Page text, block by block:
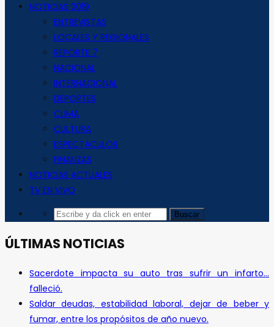
NOTICIAS 2019
ENTREVISTAS
LOCALES Y REGIONALES
REPORTE 7
NACIONAL
INTERNACIONAL
DEPORTES
CLIMA
CULTURA
ESPECTACULOS
FINANZAS
NOTICIAS ACTUALES
TV EN VIVO
ÚLTIMAS NOTICIAS
Sacerdote impacta su auto tras sufrir un infarto…
falleció.
Saldar deudas, estabilidad laboral, dejar de beber y
fumar, entre los propósitos de año nuevo.